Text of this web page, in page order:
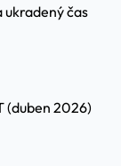
ukradený čas
(duben 2026)